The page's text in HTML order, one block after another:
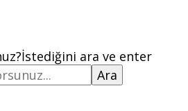
İstediğini ara ve enter